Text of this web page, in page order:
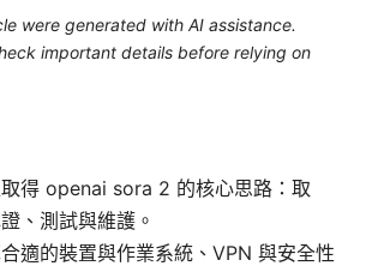
were generated with AI assistance.
important details before relying on
得 openai sora 2 的核心思路：取
、測試與維護。
適的裝置與作業系統、VPN 與安全性